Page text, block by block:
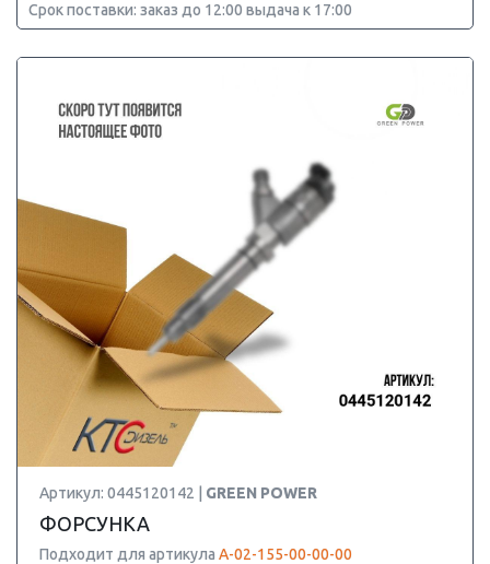
Срок поставки: заказ до 12:00 выдача к 17:00
Артикул: 0445120142 | GREEN POWER
ФОРСУНКА
Подходит для артикула А-02-155-00-00-00